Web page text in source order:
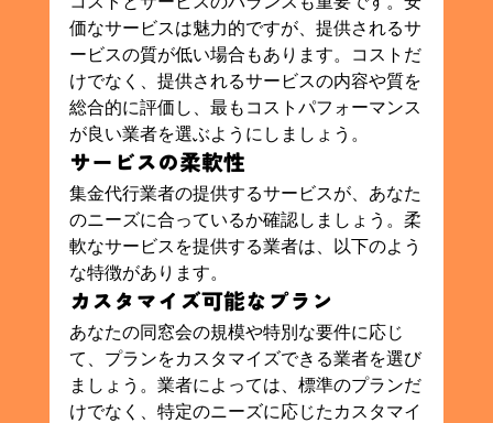
価なサービスは魅力的ですが、提供されるサ
ービスの質が低い場合もあります。コストだ
けでなく、提供されるサービスの内容や質を
総合的に評価し、最もコストパフォーマンス
が良い業者を選ぶようにしましょう。
サービスの柔軟性
集金代行業者の提供するサービスが、あなた
のニーズに合っているか確認しましょう。柔
軟なサービスを提供する業者は、以下のよう
な特徴があります。
カスタマイズ可能なプラン
あなたの同窓会の規模や特別な要件に応じ
て、プランをカスタマイズできる業者を選び
ましょう。業者によっては、標準のプランだ
けでなく、特定のニーズに応じたカスタマイ